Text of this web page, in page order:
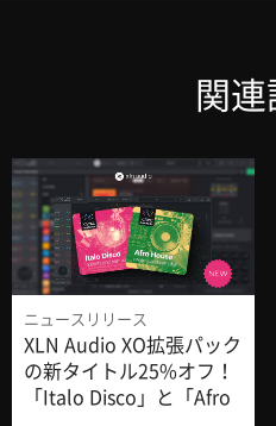
関
ニュースリリース
XLN Audio XO拡張パック
の新タイトル25%オフ！
「Italo Disco」と「Afro